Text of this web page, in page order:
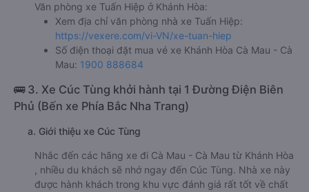
Văn phòng xe Tuấn Hiệp ở Khánh Hòa:
Xem địa chỉ văn phòng nhà xe Tuấn Hiệp:
https://vexere.com/vi-VN/xe-tuan-hiep
Số điện thoại đặt mua vé xe Khánh Hòa Cà Mau - Cà
Mau: 1900 888684
🚌 3. Xe Cúc Tùng khởi hành tại 1 Đường Điện Biên
Phủ (Bến xe Phía Bắc Nha Trang)
a. Giới thiệu xe Cúc Tùng
Nhắc đến các hãng xe đi Cà Mau - Cà Mau từ Khánh Hòa
, nhiều du khách sẽ nhớ ngay đến Cúc Tùng. Nhà xe này
được hành khách trong khu vực đánh giá rất tốt về chất